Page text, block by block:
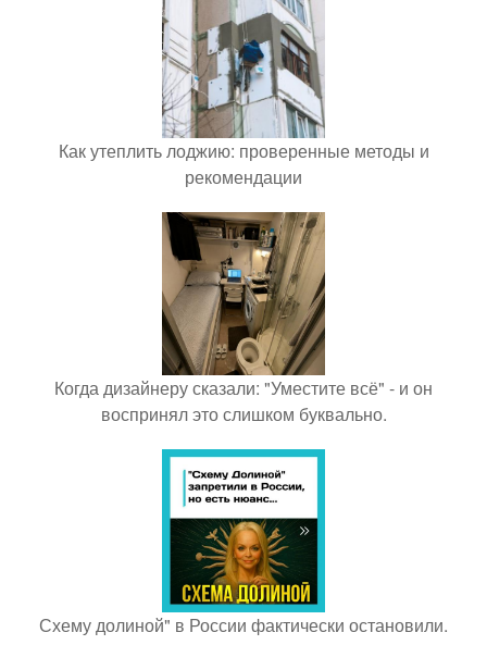
Как утеплить лоджию: проверенные методы и
рекомендации
Когда дизайнеру сказали: "Уместите всё" - и он
воспринял это слишком буквально.
Схему долиной" в России фактически остановили.